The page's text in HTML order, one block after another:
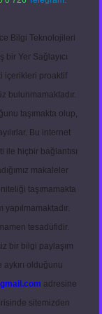
Bilgi Teknolojileri
bir Yer Sağlayıcı
içerikleri proaktif
bulunmamaktadır.
taşımakta olup,
Bu internet
ile hiçbir bağlantısı
makaleler
taşımamakta
tesadüfidir.
bir bilgi paylaşım
olduğunu
adresine
sitemizden